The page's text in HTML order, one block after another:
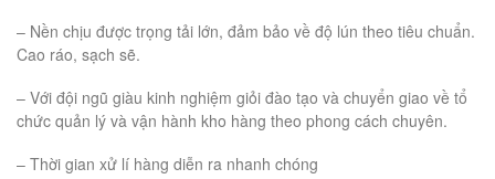
– Nền chịu được trọng tải lớn, đảm bảo về độ lún theo tiêu chuẩn.
Cao ráo, sạch sẽ.
– Với đội ngũ giàu kinh nghiệm giỏi đào tạo và chuyển giao về tổ
chức quản lý và vận hành kho hàng theo phong cách chuyên.
– Thời gian xử lí hàng diễn ra nhanh chóng